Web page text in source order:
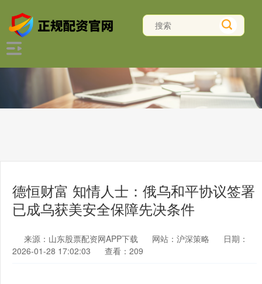
德恒财富 知情人士：俄乌和平协议‌签署
已成乌获美安全保障先决条件
来源：山东股票配资网APP下载 网站：沪深策略
日期：
2026-01-28 17:02:03
查看：209